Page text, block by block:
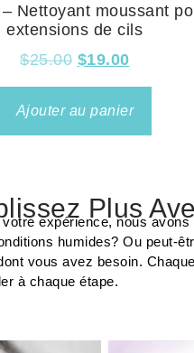
Nettoyant moussant
extensions de cils
$25.00 $19.00
Ajouter au panier
Plus
expérience, nous
humides? Ou peut-
vous avez besoin.
à chaque étape.